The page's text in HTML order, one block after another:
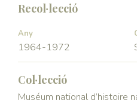
Recol·lecció
Any
1964-1972
Col·lecció
Muséum national d’histoire